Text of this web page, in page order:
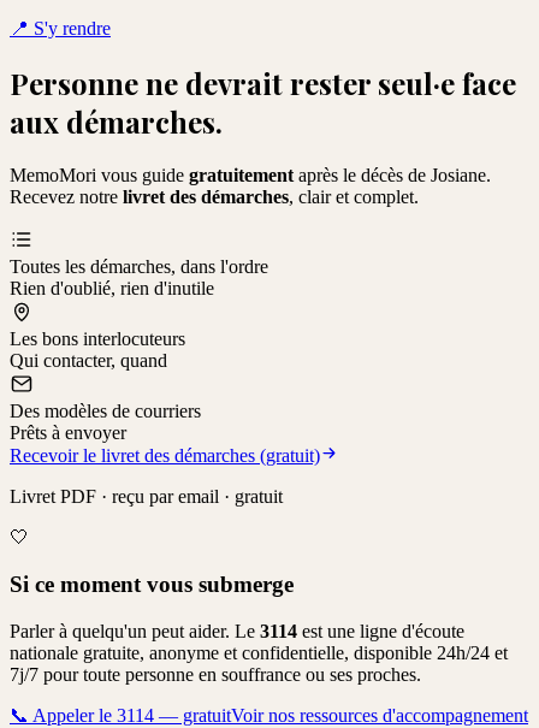
📍 S'y rendre
Personne ne devrait rester seul·e face
aux démarches.
MemoMori vous guide gratuitement après le décès de Josiane.
Recevez notre livret des démarches, clair et complet.
Toutes les démarches, dans l'ordre
Rien d'oublié, rien d'inutile
Les bons interlocuteurs
Qui contacter, quand
Des modèles de courriers
Prêts à envoyer
Recevoir le livret des démarches (gratuit)
Livret PDF · reçu par email · gratuit
🤍
Si ce moment vous submerge
Parler à quelqu'un peut aider. Le 3114 est une ligne d'écoute
nationale gratuite, anonyme et confidentielle, disponible 24h/24 et
7j/7 pour toute personne en souffrance ou ses proches.
📞 Appeler le 3114 — gratuitVoir nos ressources d'accompagnement